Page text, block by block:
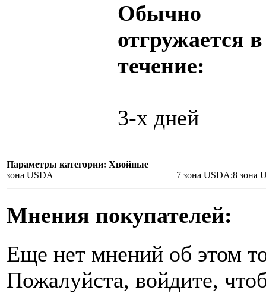
Обычно
отгружается в
течение:
3-х дней
Параметры категории: Хвойные
зона USDA
7 зона USDA;8 зона
Мнения покупателей:
Еще нет мнений об этом
Пожалуйста, войдите,